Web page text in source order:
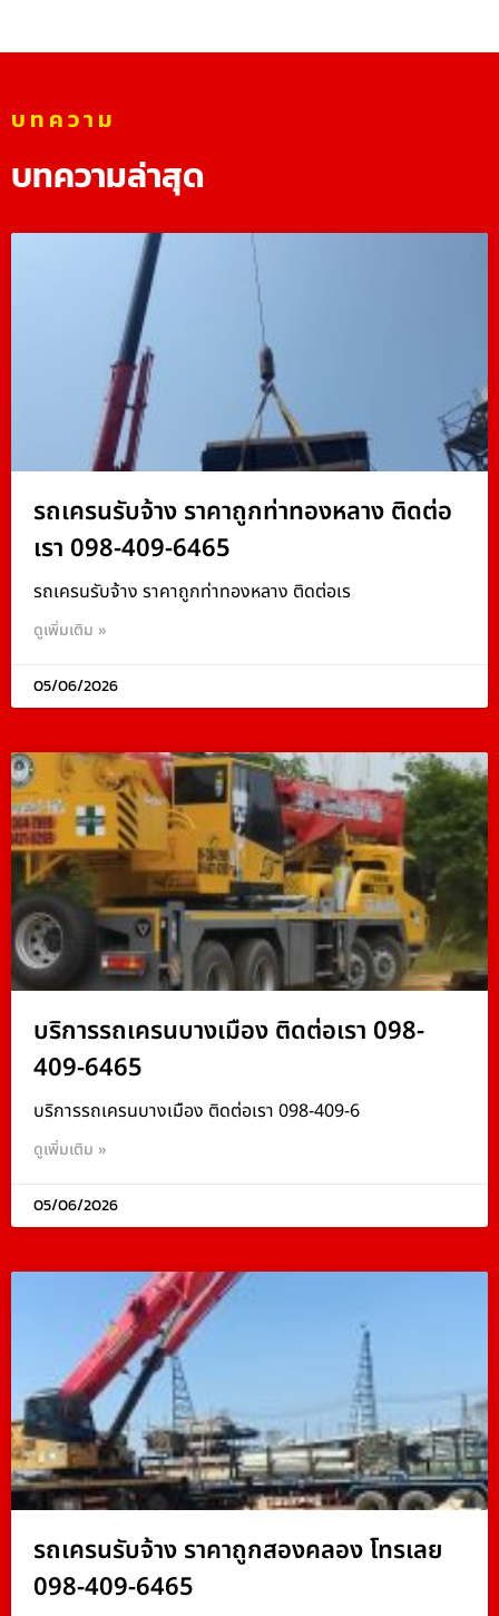
บทความ
บทความล่าสุด
รถเครนรับจ้าง ราคาถูกท่าทองหลาง ติดต่อ
เรา 098-409-6465
รถเครนรับจ้าง ราคาถูกท่าทองหลาง ติดต่อเร
ดูเพิ่มเติม »
05/06/2026
บริการรถเครนบางเมือง ติดต่อเรา 098-
409-6465
บริการรถเครนบางเมือง ติดต่อเรา 098-409-6
ดูเพิ่มเติม »
05/06/2026
รถเครนรับจ้าง ราคาถูกสองคลอง โทรเลย
098-409-6465